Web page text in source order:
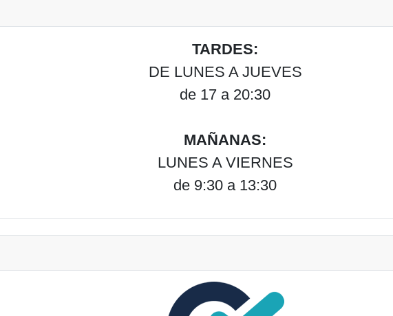
TARDES:
DE LUNES A JUEVES
de 17 a 20:30
MAÑANAS:
LUNES A VIERNES
de 9:30 a 13:30